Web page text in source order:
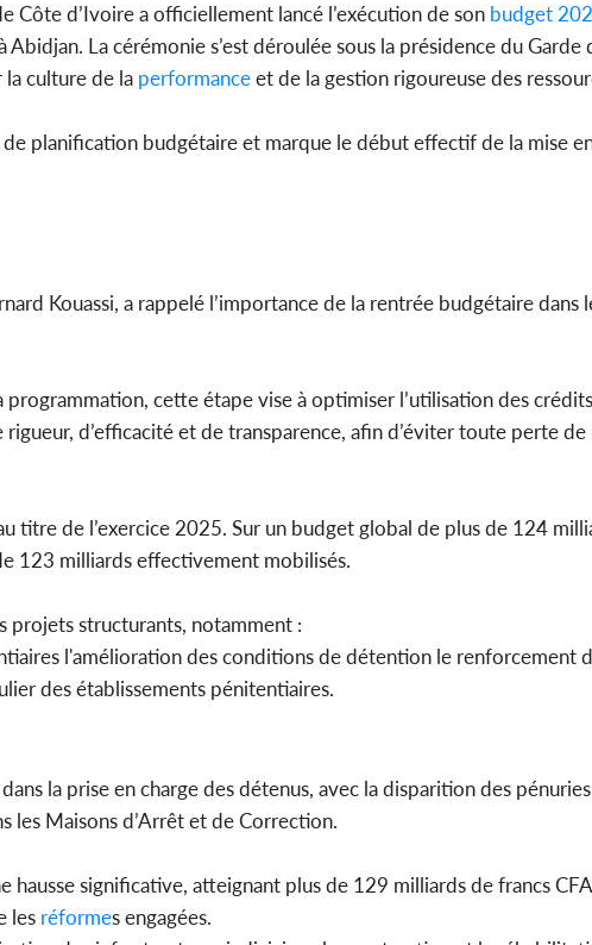
Côte d’Ivoire a officiellement lancé l’exécution de son budget
La cérémonie s’est déroulée sous la présidence du Garde
culture de la performanceet de la gestion rigoureuse des
planification budgétaire et marque le début effectif de la mise
Kouassi, a rappelé l’importance de la rentrée budgétaire dans
cette étape vise à optimiser l’utilisation des
d’efficacité et de transparence, afin d’éviter toute perte de
titre de l’exercice 2025. Sur un budget global de plus de 124
123 milliards effectivement mobilisés.
projets structurants, notamment :
l'amélioration des conditions de détention le renforcement
des établissements pénitentiaires.
la prise en charge des détenus, avec la disparition des
les Maisons d’Arrêt et de Correction.
hausse significative, atteignant plus de 129 milliards de francs
les réformes engagées.